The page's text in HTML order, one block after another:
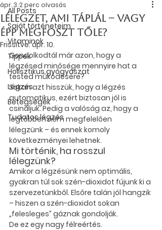
All Posts
Saját történeteim
Vitaminok
Tippek
Holisztikus gyógyászat
Légzés
Betegségek
Tudatos légzés
Lélegzet, ami táplál – vagy
épp megfoszt tőle?
ápr. 3.2 perc olvasás
Frissítve:ápr. 10.
Gondolkodtál már azon, hogy a
légzésed minősége mennyire hat a
tested működésére?
Sokan azt hisszük, hogy a légzés
automatikus, ezért biztosan jól is
csináljuk. Pedig a valóság az, hogy a
legtöbben nem megfelelően
lélegzünk – és ennek komoly
következményei lehetnek.
Mi történik, ha rosszul
lélegzünk?
Amikor a légzésünk nem optimális,
gyakran túl sok szén-dioxidot fújunk ki a
szervezetünkből. Elsőre talán jól hangzik
– hiszen a szén-dioxidot sokan
„felesleges” gáznak gondolják.
De ez egy nagy félreértés.